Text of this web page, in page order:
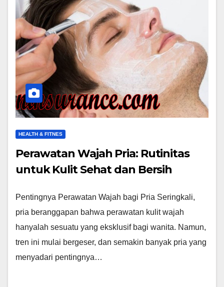
HEALTH & FITNES
Perawatan Wajah Pria: Rutinitas
untuk Kulit Sehat dan Bersih
Pentingnya Perawatan Wajah bagi Pria Seringkali,
pria beranggapan bahwa perawatan kulit wajah
hanyalah sesuatu yang eksklusif bagi wanita. Namun,
tren ini mulai bergeser, dan semakin banyak pria yang
menyadari pentingnya…